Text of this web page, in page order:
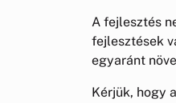
A fejlesztés
fejlesztések
egyaránt
Kérjük, hogy